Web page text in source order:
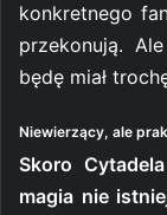
konkretnego
przekonują.
będę miał
Niewierzący, ale
Skoro
magia nie